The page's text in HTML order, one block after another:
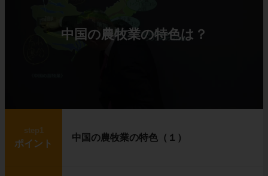
中国の農牧業の特色は？
step1
ポイント
中国の農牧業の特色（１）